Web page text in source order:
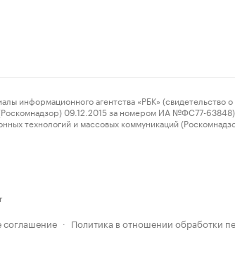
агентства «РБК» (свидетельство о
09.12.2015 за номером ИА №ФС77-63848)
технологий и массовых коммуникаций
соглашение · Политика в отношении обработки